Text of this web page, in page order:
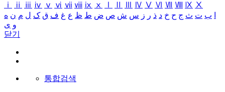
ⅰ
ⅱ ⅲ ⅳ ⅴ ⅵ ⅶ ⅷ ⅸ ⅹ Ⅳ Ⅴ Ⅵ Ⅶ Ⅷ Ⅸ Ⅹ
ب ت ث ج ح خ د ذ ر ز س ش ص ض ط ظ ع غ ف ق ک ل م ن ه
و ی
닫기
통합검색